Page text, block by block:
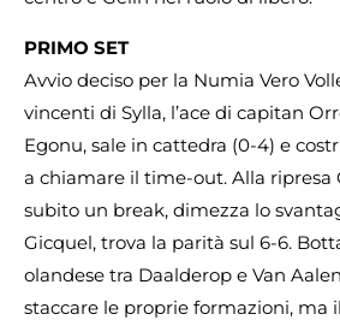
PRIMO SET
Avvio deciso per la Numia Vero
vincenti di Sylla, l’ace di capitan
Egonu, sale in cattedra (0-4) e
a chiamare il time-out. Alla ripresa
subito un break, dimezza lo
Gicquel, trova la parità sul 6-6.
olandese tra Daalderop e Van
staccare le proprie formazioni, ma